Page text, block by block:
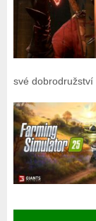
své dobrodružství